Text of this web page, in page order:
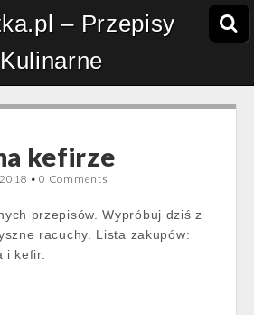
– Przepisy
Kulinarne
kefirze
•0 Comments
przepisów. Wypróbuj dziś z
racuchy. Lista zakupów:
i kefir.